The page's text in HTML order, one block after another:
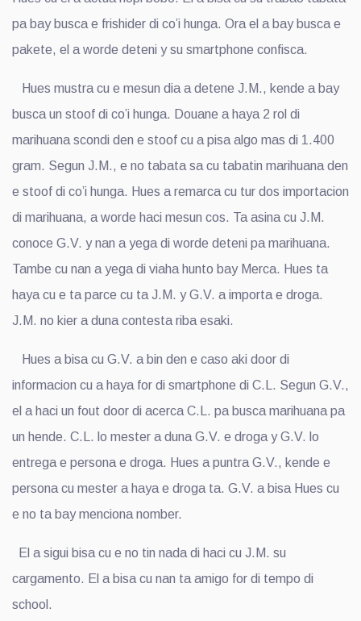
pa bay busca e frishider di co’i hunga. Ora el a bay busca e
pakete, el a worde deteni y su smartphone confisca.
Hues mustra cu e mesun dia a detene J.M., kende a bay
busca un stoof di co’i hunga. Douane a haya 2 rol di
marihuana scondi den e stoof cu a pisa algo mas di 1.400
gram. Segun J.M., e no tabata sa cu tabatin marihuana den
e stoof di co’i hunga. Hues a remarca cu tur dos importacion
di marihuana, a worde haci mesun cos. Ta asina cu J.M.
conoce G.V. y nan a yega di worde deteni pa marihuana.
Tambe cu nan a yega di viaha hunto bay Merca. Hues ta
haya cu e ta parce cu ta J.M. y G.V. a importa e droga.
J.M. no kier a duna contesta riba esaki.
Hues a bisa cu G.V. a bin den e caso aki door di
informacion cu a haya for di smartphone di C.L. Segun G.V.,
el a haci un fout door di acerca C.L. pa busca marihuana pa
un hende. C.L. lo mester a duna G.V. e droga y G.V. lo
entrega e persona e droga. Hues a puntra G.V., kende e
persona cu mester a haya e droga ta. G.V. a bisa Hues cu
e no ta bay menciona nomber.
El a sigui bisa cu e no tin nada di haci cu J.M. su
cargamento. El a bisa cu nan ta amigo for di tempo di
school.